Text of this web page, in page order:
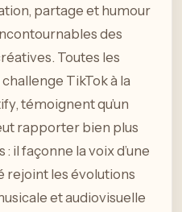
partage et humour
des
Toutes les
TikTok à la
témoignent qu’un
rapporter bien plus
: il façonne la voix d’une
rejoint les évolutions
et audiovisuelle